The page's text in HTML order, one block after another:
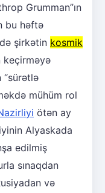
Grumman”ın
bu həftə
şirkətin kosmik
keçirməyə
“sürətlə
mühüm rol
ötən ay
Alyaskada
edilmiş
sınaqdan
və